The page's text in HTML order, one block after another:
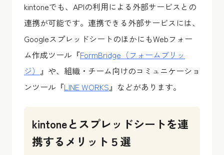
kintoneでも、APIの利用による外部サービスとの
連携が可能です。連携できる外部サービスには、
GoogleスプレッドシートのほかにもWebフォー
ム作成ツール『FormBridge（フォームブリッ
ジ） 』や、組織・チーム向けのコミュニケーショ
ンツール『LINE WORKS』などがあります。
kintoneとスプレッドシートを連
携するメリット５選